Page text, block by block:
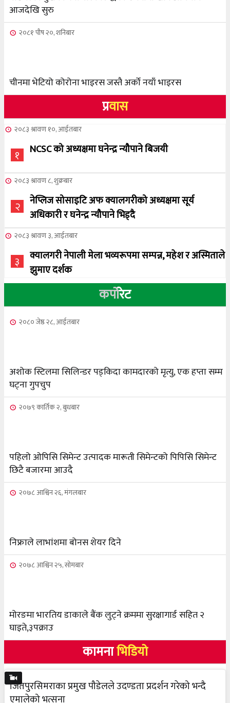
आजदेखि सुरु
२०८१ पौष २०, शनिबार
चीनमा भेटियो कोरोना भाइरस जस्तै अर्को नयाँ भाइरस
प्रवास
२०८३ श्रावण १०, आईतबार
१ NCSC को अध्यक्षमा घनेन्द्र न्यौपाने बिजयी
२०८३ श्रावण ८, शुक्रबार
२
नेप्लिज सोसाइटि अफ क्यालगरीको अध्यक्षमा सूर्य
अधिकारी र घनेन्द्र न्यौपाने भिड्दै
२०८३ श्रावण ३, आईतबार
३
क्यालगरी नेपाली मेला भव्यरूपमा सम्पन्न, महेश र अस्मिताले
झुमाए दर्शक
४
NCSC को अध्यक्ष पदको लागी सूर्य अधिकारीको उम्मेदवारी
घोषणा
५ पन्ध्र सय घर निर्माणका लागि सेनालाई ८५ करोड
२०७६ बैशाख १३, शुक्रबार
जहाँ चट्याङबाट बच्न रक्सी छर्केर घरभित्र पस्छन् स्थानीय
७ फोरम सुनसरीको अध्यक्षमा खत्वे विजयी
२०७६ बैशाख १३, शुक्रबार
कर्पोरेट
२०८० जेष्ठ २८, आईतबार
अशोक स्टिलमा सिलिन्डर पड्किदा कामदारको मृत्यु, एक हप्ता सम्म
घट्ना गुपचुप
२०७९ कार्तिक २, बुधबार
पहिलो ओपिसि सिमेन्ट उत्पादक मारूती सिमेन्टको पिपिसि सिमेन्ट
छिटै बजारमा आउदै
२०७८ आश्विन २६, मंगलबार
निफ्राले लाभांशमा बोनस शेयर दिने
२०७८ आश्विन २५, सोमबार
मोरङमा भारतिय डाकाले बैंक लुट्ने क्रममा सुरक्षागार्ड सहित २
घाइते,३पक्राउ
कामनाभिडियो
जितपुरसिमराका प्रमुख पौडेलले उदण्डता प्रदर्शन गरेको भन्दै
एमालेको भत्सना